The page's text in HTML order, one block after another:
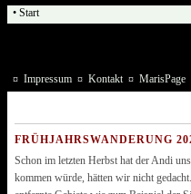
¤ Impressum ¤ Kontakt¤ MarisPage
FRÜHJAHRSWANDERUNG
Schon im letzten Herbst hat der Andi
kommen würde, hätten wir nicht
• Start